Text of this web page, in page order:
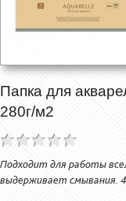
Папка для
280г/м2
Подходит для работы
выдерживает смывания.